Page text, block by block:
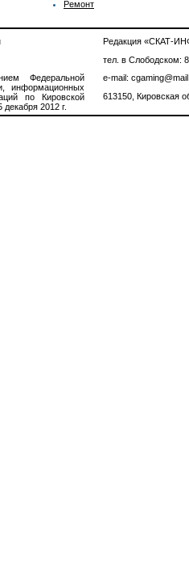
Ремонт
Федеральной
информационных
по Кировской
2012 г.
Редакция «СКАТ-
тел. в Слободском:
e-mail:
613150, Кировская